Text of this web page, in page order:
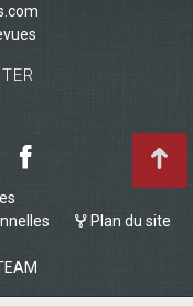
Plan du site